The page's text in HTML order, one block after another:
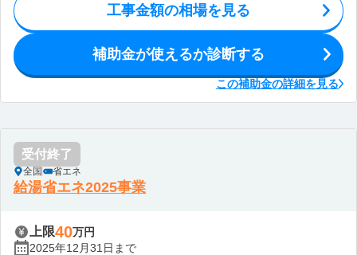
工事金額の相場を見る
補助金が使えるか診断する
この補助金の詳細を見る
受付終了
全国 省エネ
給湯省エネ2025事業
上限40万円
2025年12月31日まで